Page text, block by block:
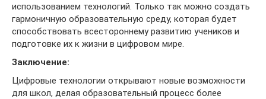
использованием технологий. Только так можно создать
гармоничную образовательную среду, которая будет
способствовать всестороннему развитию учеников и
подготовке их к жизни в цифровом мире.
Заключение:
Цифровые технологии открывают новые возможности
для школ, делая образовательный процесс более